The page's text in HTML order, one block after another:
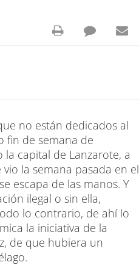
no están dedicados al
fin de semana de
capital de Lanzarote, a
la semana pasada en el
escapa de las manos. Y
ilegal o sin ella,
lo contrario, de ahí lo
la iniciativa de la
de que hubiera un